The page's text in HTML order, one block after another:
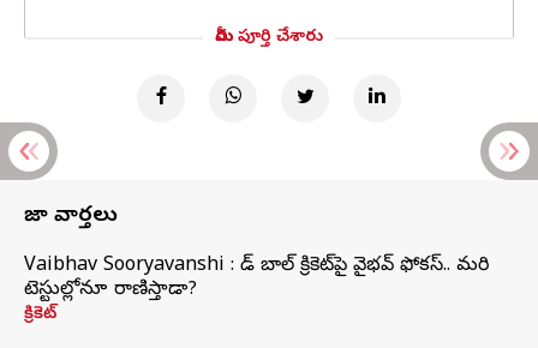
మీరు పూర్తి చేశారు
తాజా వార్తలు
Vaibhav Sooryavanshi : రెడ్ బాల్ క్రికెట్‌పై వైభవ్ ఫోకస్.. మరి
టెస్టుల్లోనూ రాణిస్తాడా?
క్రికెట్